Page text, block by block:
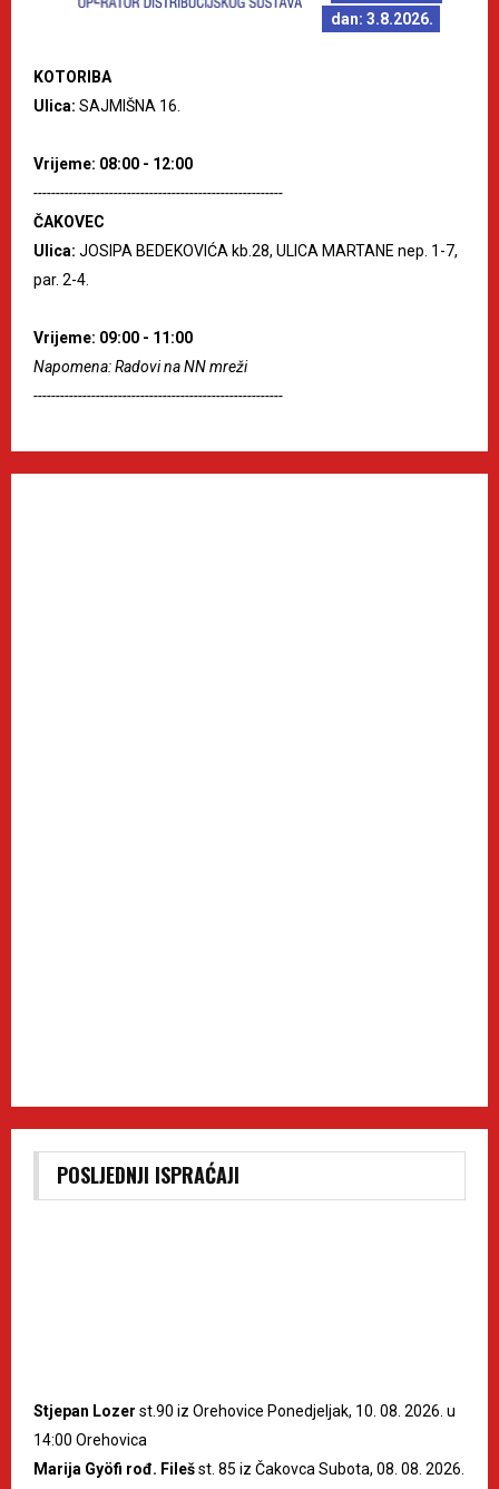
dan: 3.8.2026.
KOTORIBA
Ulica: SAJMIŠNA 16.
Vrijeme: 08:00 - 12:00
--------------------------------------------------------
ČAKOVEC
Ulica: JOSIPA BEDEKOVIĆA kb.28, ULICA MARTANE nep. 1-7,
par. 2-4.
Vrijeme: 09:00 - 11:00
Napomena: Radovi na NN mreži
--------------------------------------------------------
POSLJEDNJI ISPRAĆAJI
Stjepan Lozer st.90 iz Orehovice Ponedjeljak, 10. 08. 2026. u
14:00 Orehovica
Marija Gyöfi rođ. Filešst. 85 iz Čakovca Subota, 08. 08. 2026.